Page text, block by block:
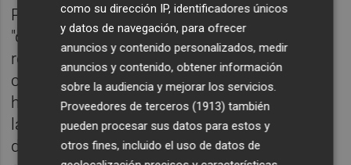
Para la Cámara, su "fusión" con Hábitat
"diluye el protagonismo de este sector clave,
reduce su visibilidad específica y amenaza
con debilitar una de las principales
herramientas de promoción comercial con
las que contaba el clúster cerámico". “La
decisión de fusionar Cevisama con Hábitat
como su dirección IP, identificadores únicos
y datos de navegación, para ofrecer
anuncios y contenido personalizados, medir
anuncios y contenido, obtener información
sobre la audiencia y mejorar los servicios.
Proveedores de terceros (1913) también
pueden procesar sus datos para estos y
otros fines, incluido el uso de datos de